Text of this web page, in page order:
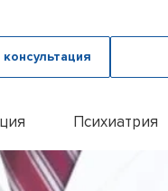
Психиатрия
Наши врачи